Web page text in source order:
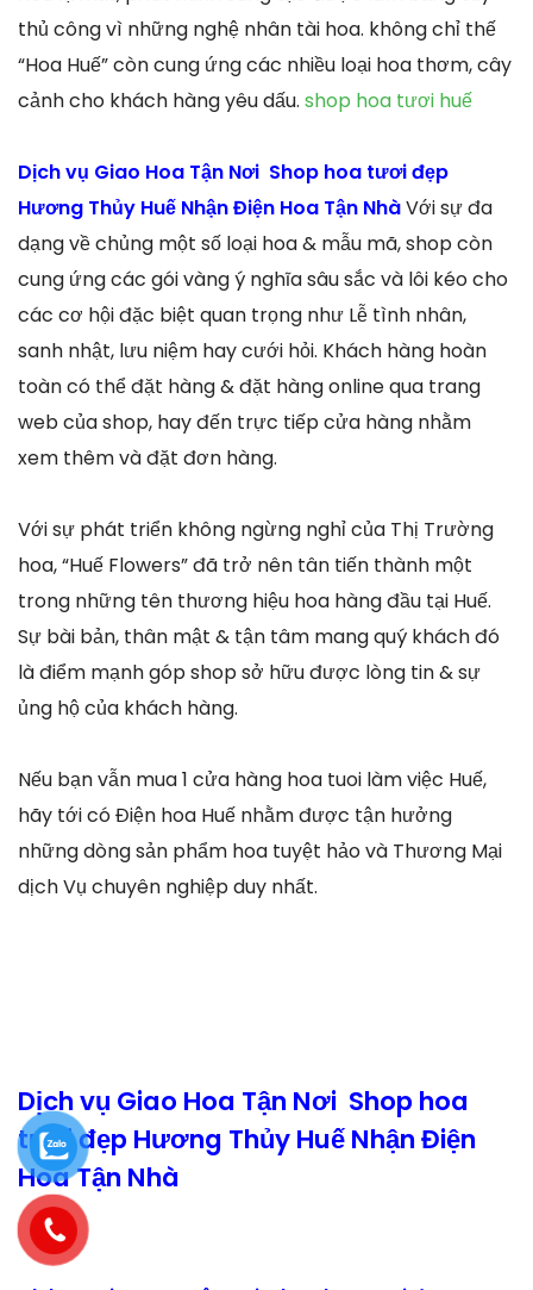
thủ công vì những nghệ nhân tài hoa. không chỉ thế
“Hoa Huế” còn cung ứng các nhiều loại hoa thơm, cây
cảnh cho khách hàng yêu dấu. shop hoa tươi huế
Dịch vụ Giao Hoa Tận Nơi Shop hoa tươi đẹp
Hương Thủy Huế Nhận Điện Hoa Tận NhàVới sự đa
dạng về chủng một số loại hoa & mẫu mã, shop còn
cung ứng các gói vàng ý nghĩa sâu sắc và lôi kéo cho
các cơ hội đặc biệt quan trọng như Lễ tình nhân,
sanh nhật, lưu niệm hay cưới hỏi. Khách hàng hoàn
toàn có thể đặt hàng & đặt hàng online qua trang
web của shop, hay đến trực tiếp cửa hàng nhằm
xem thêm và đặt đơn hàng.
Với sự phát triển không ngừng nghỉ của Thị Trường
hoa, “Huế Flowers” đã trở nên tân tiến thành một
trong những tên thương hiệu hoa hàng đầu tại Huế.
Sự bài bản, thân mật & tận tâm mang quý khách đó
là điểm mạnh góp shop sở hữu được lòng tin & sự
ủng hộ của khách hàng.
Nếu bạn vẫn mua 1 cửa hàng hoa tuoi làm việc Huế,
hãy tới có Điện hoa Huế nhằm được tận hưởng
những dòng sản phẩm hoa tuyệt hảo và Thương Mại
dịch Vụ chuyên nghiệp duy nhất.
Dịch vụ Giao Hoa Tận Nơi Shop hoa
tươi đẹp Hương Thủy Huế Nhận Điện
Hoa Tận Nhà